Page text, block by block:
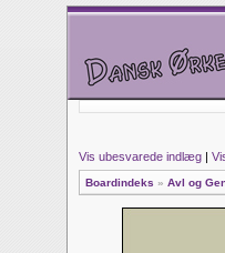
Vis ubesvarede indlæg |
Boardindeks » Avl og